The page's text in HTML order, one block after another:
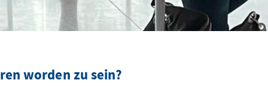
worden zu sein?